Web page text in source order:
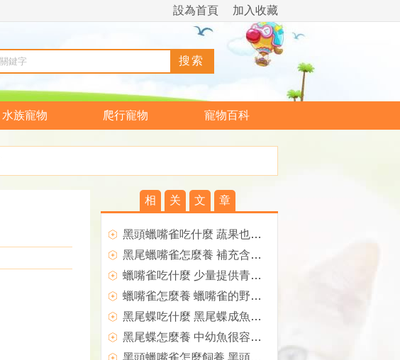
加入收藏
設為首頁
水族寵物 爬行寵物 寵物百科
相 关 文 章
黑頭蠟嘴雀吃什麼 蔬果也要適當喂食
黑尾蠟嘴雀怎麼養 補充含鈣物質多的飼料
蠟嘴雀吃什麼 少量提供青菜和蘋果
蠟嘴雀怎麼養 蠟嘴雀的野性較大
黑尾蝶吃什麼 黑尾蝶成魚需要馴餌
黑尾蝶怎麼養 中幼魚很容易飼養
黑頭蠟嘴雀怎麼飼養 黑頭蠟嘴雀飼養注意地方